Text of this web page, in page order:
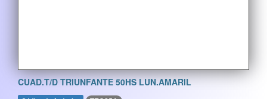
CUAD.T/D TRIUNFANTE 50HS LUN.AMARIL